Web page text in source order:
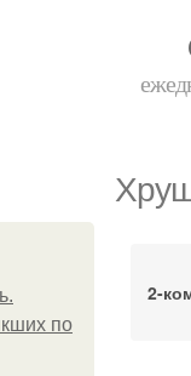
по
2-